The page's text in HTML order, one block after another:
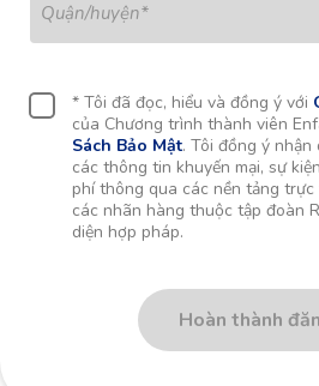
Quận/huyện*
* Tôi đã đọc, hiểu và đồng ý với
của Chương trình thành viên
Sách Bảo Mật. Tôi đồng ý
các thông tin khuyến mại, sự
phí thông qua các nền tảng
các nhãn hàng thuộc tập đoàn
diện hợp pháp.
Hoàn thành